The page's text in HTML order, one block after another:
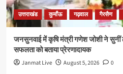
उत्तराखंड कुमाँऊ गढ़वाल गैरसैण
जनसुनवाई में कृषि मंत्री गणेश जोशी ने सुनीं
सफलता को बताया प्रेरणादायक
Janmat Live August 5, 2026 0